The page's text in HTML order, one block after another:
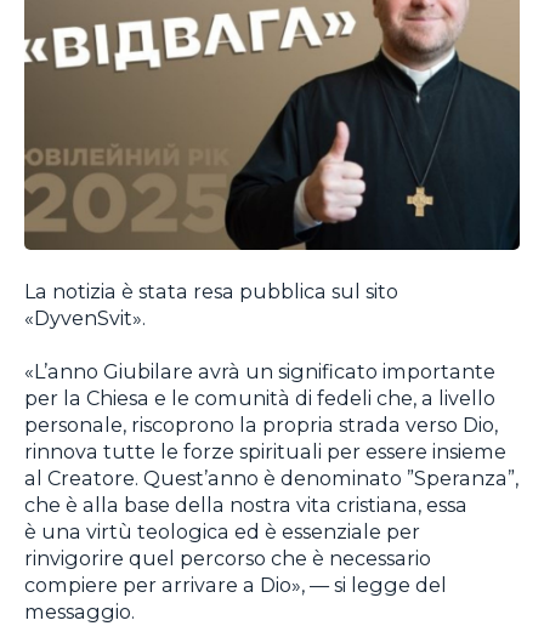
La notizia è stata resa pubblica sul sito
«DyvenSvit».
«L’anno Giubilare avrà un significato importante
per la Chiesa e le comunità di fedeli che, a livello
personale, riscoprono la propria strada verso Dio,
rinnova tutte le forze spirituali per essere insieme
al Creatore. Quest’anno è denominato ”Speranza”,
che è alla base della nostra vita cristiana, essa
è una virtù teologica ed è essenziale per
rinvigorire quel percorso che è necessario
compiere per arrivare a Dio», — si legge del
messaggio.